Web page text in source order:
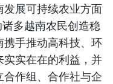
展可持续农业方面
多越南农民创造稳
手推动高科技、环
实在在的利益，并
作组、合作社与企